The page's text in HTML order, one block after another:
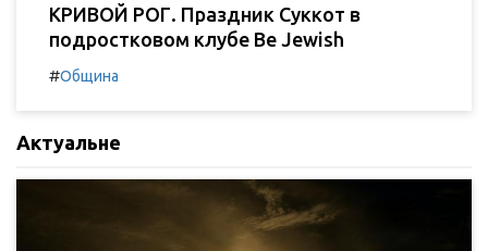
КРИВОЙ РОГ. Праздник Суккот в
подростковом клубе Be Jewish
#Община
Актуальне